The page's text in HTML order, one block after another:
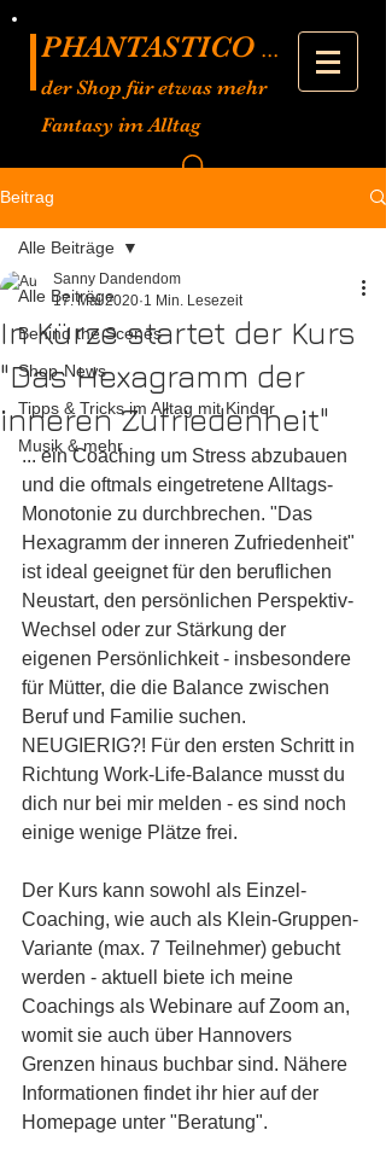
PHANTASTICO ...
der Shop für etwas mehr
Fantasy im Alltag
Beitrag
Alle Beiträge
Behind the Scenes
Shop-News
Tipps & Tricks im Alltag mit Kinder
Musik & mehr
Alle Beiträge
In Kürze startet der Kurs
"Das Hexagramm der
inneren Zufriedenheit"
Sanny Dandendom
17. Mai 2020 1 Min. Lesezeit
... ein Coaching um Stress abzubauen
und die oftmals eingetretene Alltags-
Monotonie zu durchbrechen. "Das
Hexagramm der inneren Zufriedenheit"
ist ideal geeignet für den beruflichen
Neustart, den persönlichen Perspektiv-
Wechsel oder zur Stärkung der
eigenen Persönlichkeit - insbesondere
für Mütter, die die Balance zwischen
Beruf und Familie suchen.
NEUGIERIG?! Für den ersten Schritt in
Richtung Work-Life-Balance musst du
dich nur bei mir melden - es sind noch
einige wenige Plätze frei.
Der Kurs kann sowohl als Einzel-
Coaching, wie auch als Klein-Gruppen-
Variante (max. 7 Teilnehmer) gebucht
werden - aktuell biete ich meine
Coachings als Webinare auf Zoom an,
womit sie auch über Hannovers
Grenzen hinaus buchbar sind. Nähere
Informationen findet ihr hier auf der
Homepage unter "Beratung".